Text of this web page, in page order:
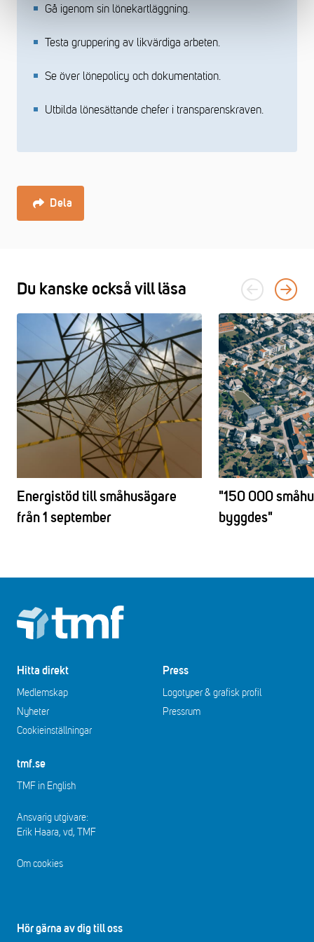
Gå igenom sin lönekartläggning.
Testa gruppering av likvärdiga arbeten.
Se över lönepolicy och dokumentation.
Utbilda lönesättande chefer i transparenskraven.
Dela
Du kanske också vill läsa
Energistöd till småhusägare
från 1 september
"150 000
byggdes"
Footer
Hitta direkt
Medlemskap
Nyheter
Cookieinställningar
Press
Logotyper & grafisk profil
Pressrum
tmf.se
TMF in English
Ansvarig utgivare:
Erik Haara, vd, TMF
Om cookies
Hör gärna av dig till oss